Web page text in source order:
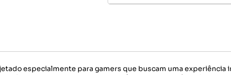
especialmente para gamers que buscam uma experiência